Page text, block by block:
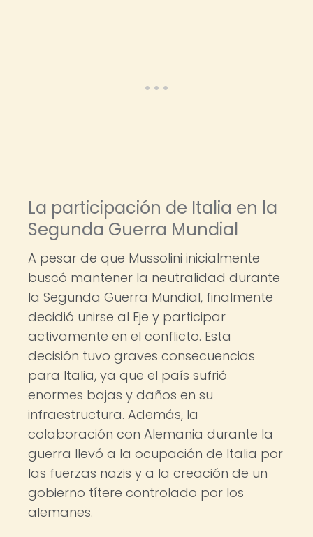
La participación de Italia en la
Segunda Guerra Mundial
A pesar de que Mussolini inicialmente
buscó mantener la neutralidad durante
la Segunda Guerra Mundial, finalmente
decidió unirse al Eje y participar
activamente en el conflicto. Esta
decisión tuvo graves consecuencias
para Italia, ya que el país sufrió
enormes bajas y daños en su
infraestructura. Además, la
colaboración con Alemania durante la
guerra llevó a la ocupación de Italia por
las fuerzas nazis y a la creación de un
gobierno títere controlado por los
alemanes.